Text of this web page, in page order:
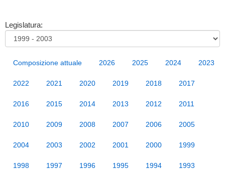
Legislatura:
Composizione attuale 2026 2025 2024 2023
2022 2021 2020 2019 2018 2017
2016 2015 2014 2013 2012 2011
2010 2009 2008 2007 2006 2005
2004 2003 2002 2001 2000 1999
1998 1997 1996 1995 1994 1993